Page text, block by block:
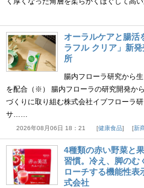
オーラルケアと腸活
ラフル クリア」新
所
腸内フローラ研究から
を配合（※） 腸内フローラの研究開発か
づくりに取り組む株式会社イブフローラ
サ……
2026年08月06日 18：21 健康食品 新
4種類の赤い野菜と
習慣。冷え、脚のむ
ローチする機能性表
式会社